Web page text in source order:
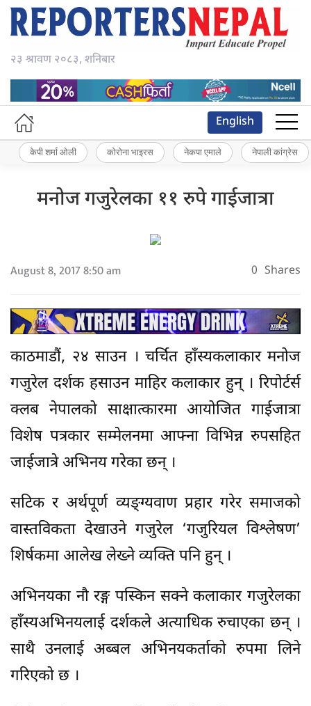
२३ श्रावण २०८३, शनिबार
English
केपी शर्मा ओली कोरोना भाइरस नेकपा एमाले नेपाली कांग्रेस
मनोज गजुरेलका ११ रुपे गाईजात्रा
August 8, 2017 8:50 am 0 Shares
काठमाडौं, २४ साउन । चर्चित हाँस्यकलाकार मनोज
गजुरेल दर्शक हसाउन माहिर कलाकार हुन् । रिपोर्टर्स
क्लब नेपालको साक्षात्कारमा आयोजित गाईजात्रा
विशेष पत्रकार सम्मेलनमा आफ्ना विभिन्न रुपसहित
जाईजात्रे अभिनय गरेका छन् ।
सटिक र अर्थपूर्ण व्यङ्ग्यवाण प्रहार गरेर समाजको
वास्तविकता देखाउने गजुरेल ‘गजुरियल विश्लेषण’
शिर्षकमा आलेख लेख्ने व्यक्ति पनि हुन् ।
अभिनयका नौ रङ्ग पस्किन सक्ने कलाकार गजुरेलका
हाँस्यअभिनयलाई दर्शकले अत्याधिक रुचाएका छन् ।
साथै उनलाई अब्बल अभिनयकर्ताको रुपमा लिने
गरिएको छ ।